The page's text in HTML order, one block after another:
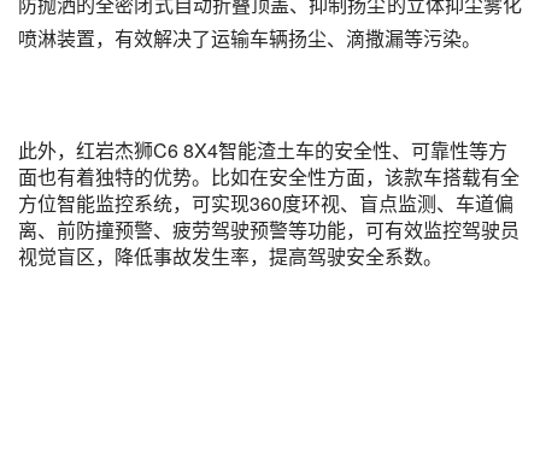
喷淋装置，有效解决了运输车辆扬尘、滴撒漏等污染。
此外，红岩杰狮C6 8X4智能渣土车的安全性、可靠性等方
面也有着独特的优势。比如在安全性方面，该款车搭载有全
方位智能监控系统，可实现360度环视、盲点监测、车道偏
离、前防撞预警、疲劳驾驶预警等功能，可有效监控驾驶员
视觉盲区，降低事故发生率，提高驾驶安全系数。